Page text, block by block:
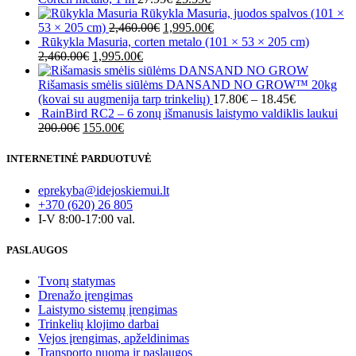
page
price
was:
27.95€.
price
is:
25.55€.
Rūkykla Masuria, juodos spalvos (101 ×
53 × 205 cm) 2,460.00€ Original
price
2,460.00€.
1,995.00€Current
price
1,995.00€.
Rūkykla Masuria, corten metalo (101 × 53 × 205 cm)
2,460.00€ Original
price
was:
2,460.00€.
1,995.00€Current
price
is:
1,995.00€.
Rišamasis smėlis siūlėms DANSAND NO GROW™ 20kg
(kovai su augmenija tarp trinkelių) 17.80€ – 18.45€
RainBird RC2 – 6 zonų išmanusis laistymo valdiklis laukui
200.00€ Original
was:
155.00€Current
is:
INTERNETINĖ PARDUOTUVĖ
eprekyba@idejoskiemui.lt
+370 (620) 26 805
I-V 8:00-17:00 val.
PASLAUGOS
Tvorų statymas
Drenažo įrengimas
Laistymo sistemų įrengimas
Trinkelių klojimo darbai
Vejos įrengimas, apželdinimas
Transporto nuoma ir paslaugos